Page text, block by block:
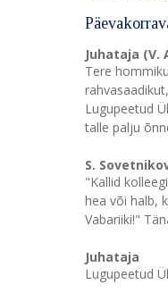
Juhataja (V.
Tere
Lugupeetud
talle palju
S.
"Kallid
hea või halb,
Vabariiki!"
Juhataja
Lugupeetud